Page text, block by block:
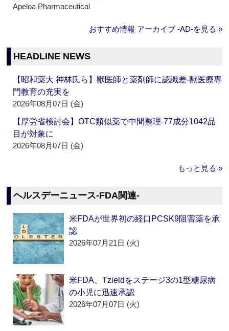
Apeloa Pharmaceutical
おすすめ情報 アーカイブ ‐AD‐を見る »
HEADLINE NEWS
【昭和薬大 神林氏ら】獣医師と薬剤師に認識差‐獣医療専
門教育の充実を
2026年08月07日 (金)
【厚労省検討会】OTC類似薬で中間整理‐77成分1042品
目が対象に
2026年08月07日 (金)
もっと見る »
ヘルスデーニュース‐FDA関連‐
米FDAが世界初の経口PCSK9阻害薬を承
認
2026年07月21日 (火)
米FDA、Tzieldをステージ3の1型糖尿病
の小児に迅速承認
2026年07月07日 (火)